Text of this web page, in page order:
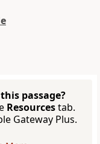
passage?
Resourcestab.
Gateway Plus.